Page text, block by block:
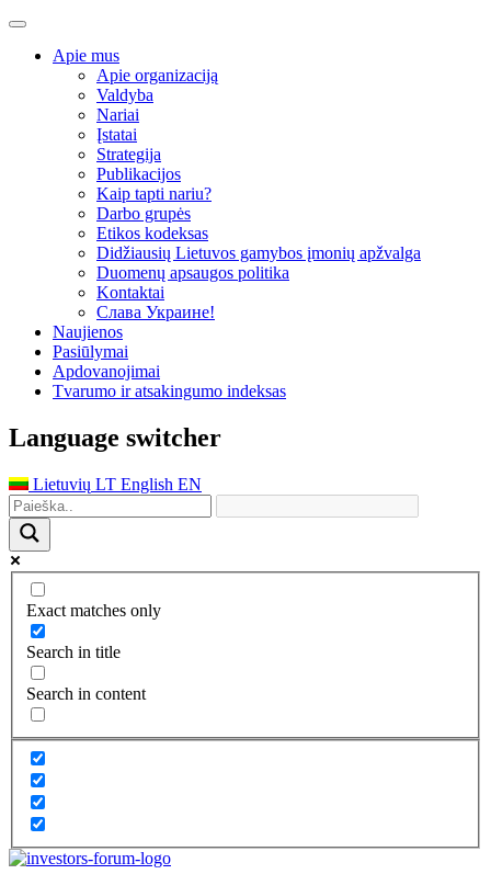
Apie mus
Apie organizaciją
Valdyba
Nariai
Įstatai
Strategija
Publikacijos
Kaip tapti nariu?
Darbo grupės
Etikos kodeksas
Didžiausių Lietuvos gamybos įmonių apžvalga
Duomenų apsaugos politika
Kontaktai
Слава Украине!
Naujienos
Pasiūlymai
Apdovanojimai
Tvarumo ir atsakingumo indeksas
Language switcher
Lietuvių LT English EN
Exact matches only
Search in title
Search in content